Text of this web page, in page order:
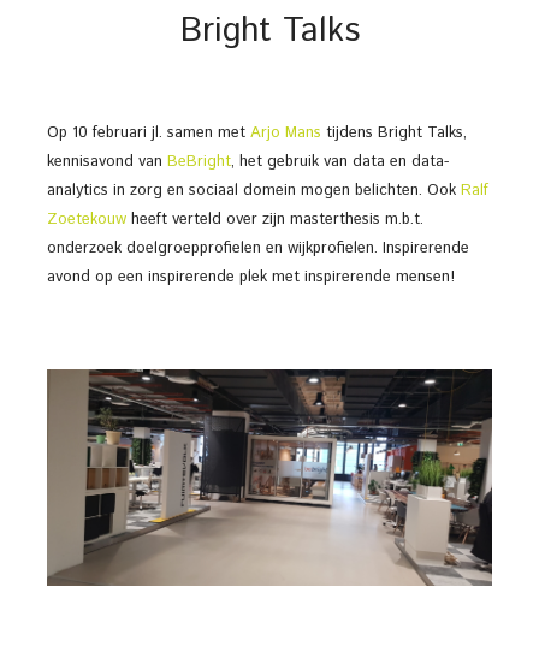
Bright Talks
Op 10 februari jl. samen met Arjo Mans tijdens Bright Talks,
kennisavond van BeBright, het gebruik van data en data-
analytics in zorg en sociaal domein mogen belichten. Ook Ralf
Zoetekouw heeft verteld over zijn masterthesis m.b.t.
onderzoek doelgroepprofielen en wijkprofielen. Inspirerende
avond op een inspirerende plek met inspirerende mensen!